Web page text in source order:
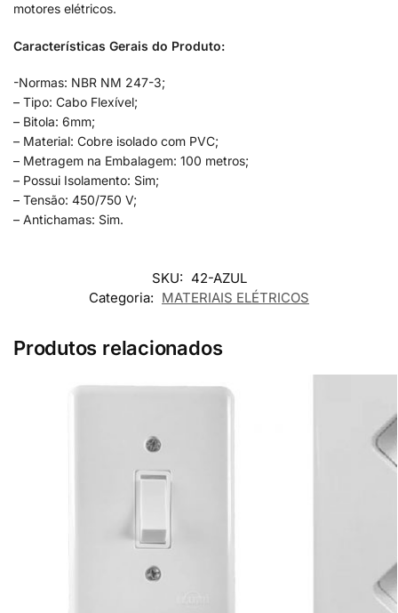
motores elétricos.
Características Gerais do Produto:
-Normas: NBR NM 247-3;
– Tipo: Cabo Flexível;
– Bitola: 6mm;
– Material: Cobre isolado com PVC;
– Metragem na Embalagem: 100 metros;
– Possui Isolamento: Sim;
– Tensão: 450/750 V;
– Antichamas: Sim.
SKU: 42-AZUL
Categoria: MATERIAIS ELÉTRICOS
Produtos relacionados